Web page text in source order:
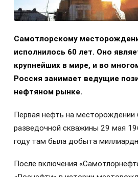
Самотлорскому
исполнилось 60 лет. Оно
крупнейших в мире, и во
Россия занимает ведущие
нефтяном рынке.
Первая нефть на месторождении
разведочной скважины 29 мая
году там была добыта
После включения